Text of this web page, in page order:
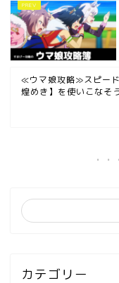
≪ウマ娘攻略≫スピー
煌めき】を使いこなそ
カテゴリー